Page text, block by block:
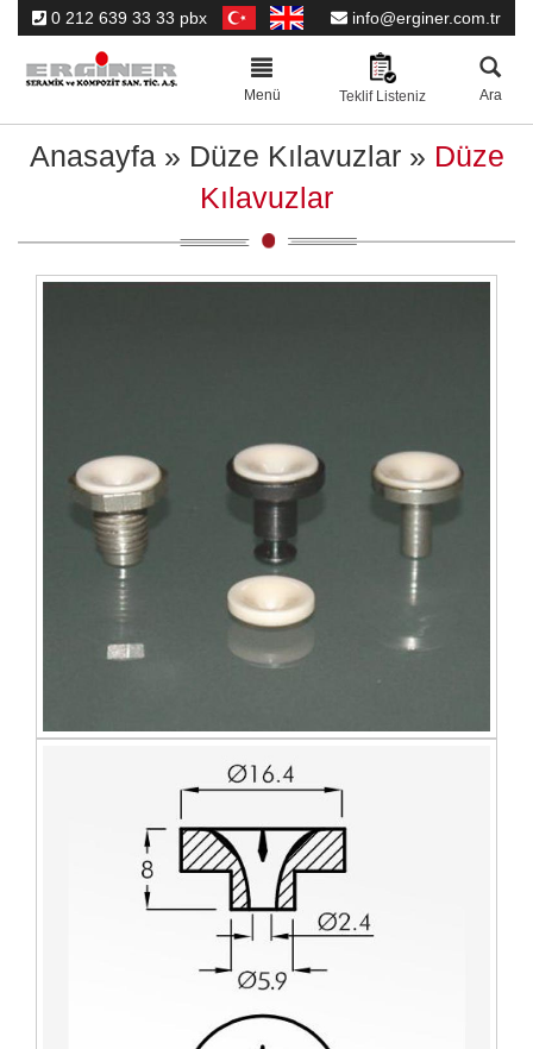
0 212 639 33 33 pbx info@erginer.com.tr
Toggle
navigation
Menü Teklif Listeniz Ara
Anasayfa» Düze Kılavuzlar» Düze
Kılavuzlar